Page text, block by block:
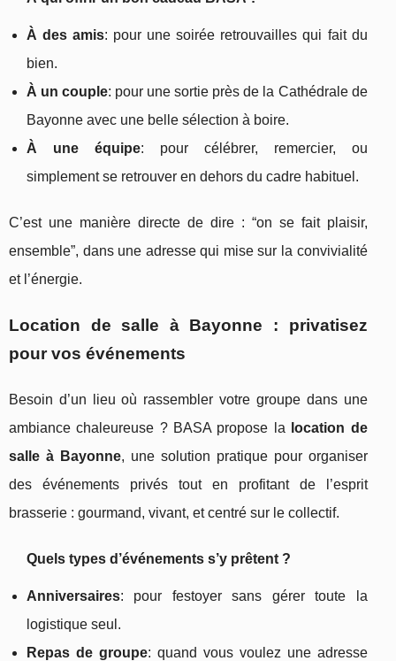
À des amis: pour une soirée retrouvailles qui fait du
bien.
À un couple: pour une sortie près de la Cathédrale de
Bayonne avec une belle sélection à boire.
À une équipe: pour célébrer, remercier, ou
simplement se retrouver en dehors du cadre habituel.
C’est une manière directe de dire : “on se fait plaisir,
ensemble”, dans une adresse qui mise sur la convivialité
et l’énergie.
Location de salle à Bayonne : privatisez
pour vos événements
Besoin d’un lieu où rassembler votre groupe dans une
ambiance chaleureuse ? BASA propose la
location de
salle à Bayonne, une solution pratique pour organiser
des événements privés tout en profitant de l’esprit
brasserie : gourmand, vivant, et centré sur le collectif.
Quels types d’événements s’y prêtent ?
Anniversaires: pour festoyer sans gérer toute la
logistique seul.
Repas de groupe: quand vous voulez une adresse